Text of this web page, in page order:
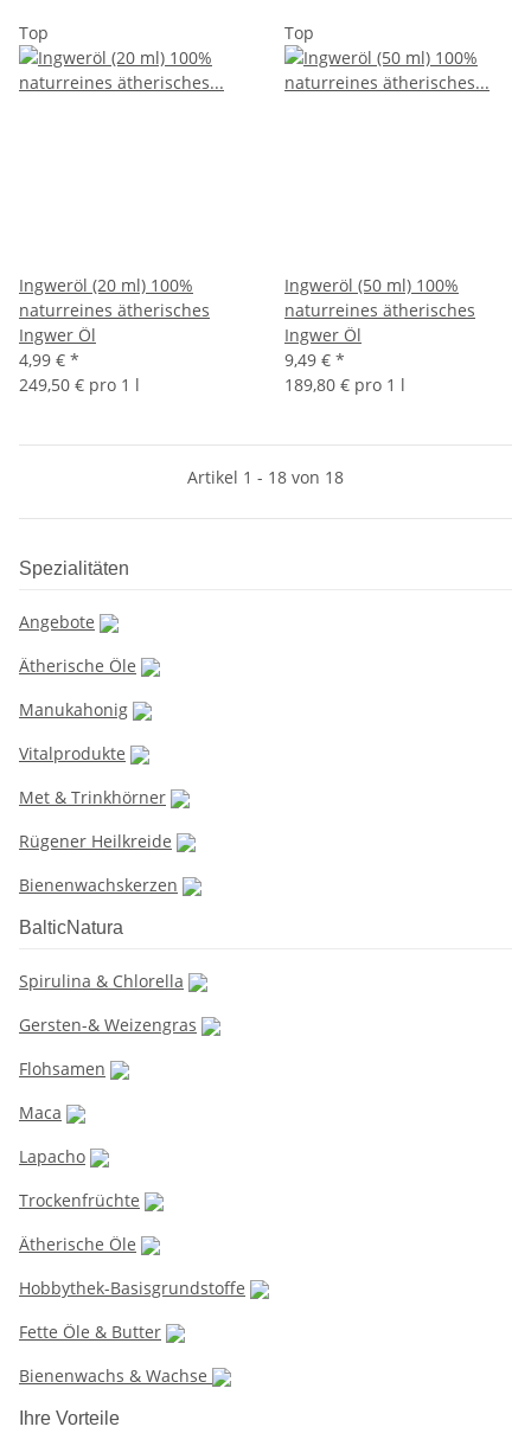
Top
Ingweröl (20 ml) 100%
naturreines ätherisches
Ingwer Öl
4,99 € *
249,50 € pro 1 l
Top
Ingweröl (50 ml) 100%
naturreines ätherisches
Ingwer Öl
9,49 € *
189,80 € pro 1 l
Artikel 1 - 18 von 18
Spezialitäten
Angebote
Ätherische Öle
Manukahonig
Vitalprodukte
Met & Trinkhörner
Rügener Heilkreide
Bienenwachskerzen
BalticNatura
Spirulina & Chlorella
Gersten-& Weizengras
Flohsamen
Maca
Lapacho
Trockenfrüchte
Ätherische Öle
Hobbythek-Basisgrundstoffe
Fette Öle & Butter
Bienenwachs & Wachse
Ihre Vorteile